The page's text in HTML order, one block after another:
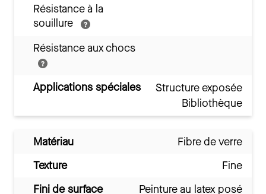
Résistance à la
souillure
Résistance aux chocs
Applications spéciales
Structure exposée
Bibliothèque
Matériau
Fibre de verre
Texture
Fine
Fini de surface
Peinture au latex posé